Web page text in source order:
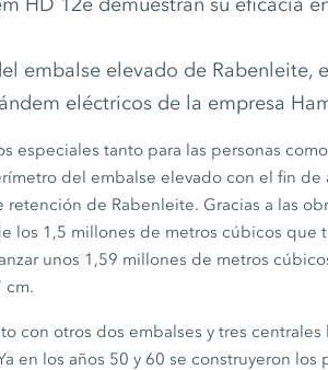
embalse elevado de Rabenleite,
eléctricos de la empresa
especiales tanto para las personas
del embalse elevado con el fin de
de Rabenleite. Gracias a las
los 1,5 millones de metros cúbicos que
unos 1,59 millones de metros
cm.
con otros dos embalses y tres
en los años 50 y 60 se construyeron los